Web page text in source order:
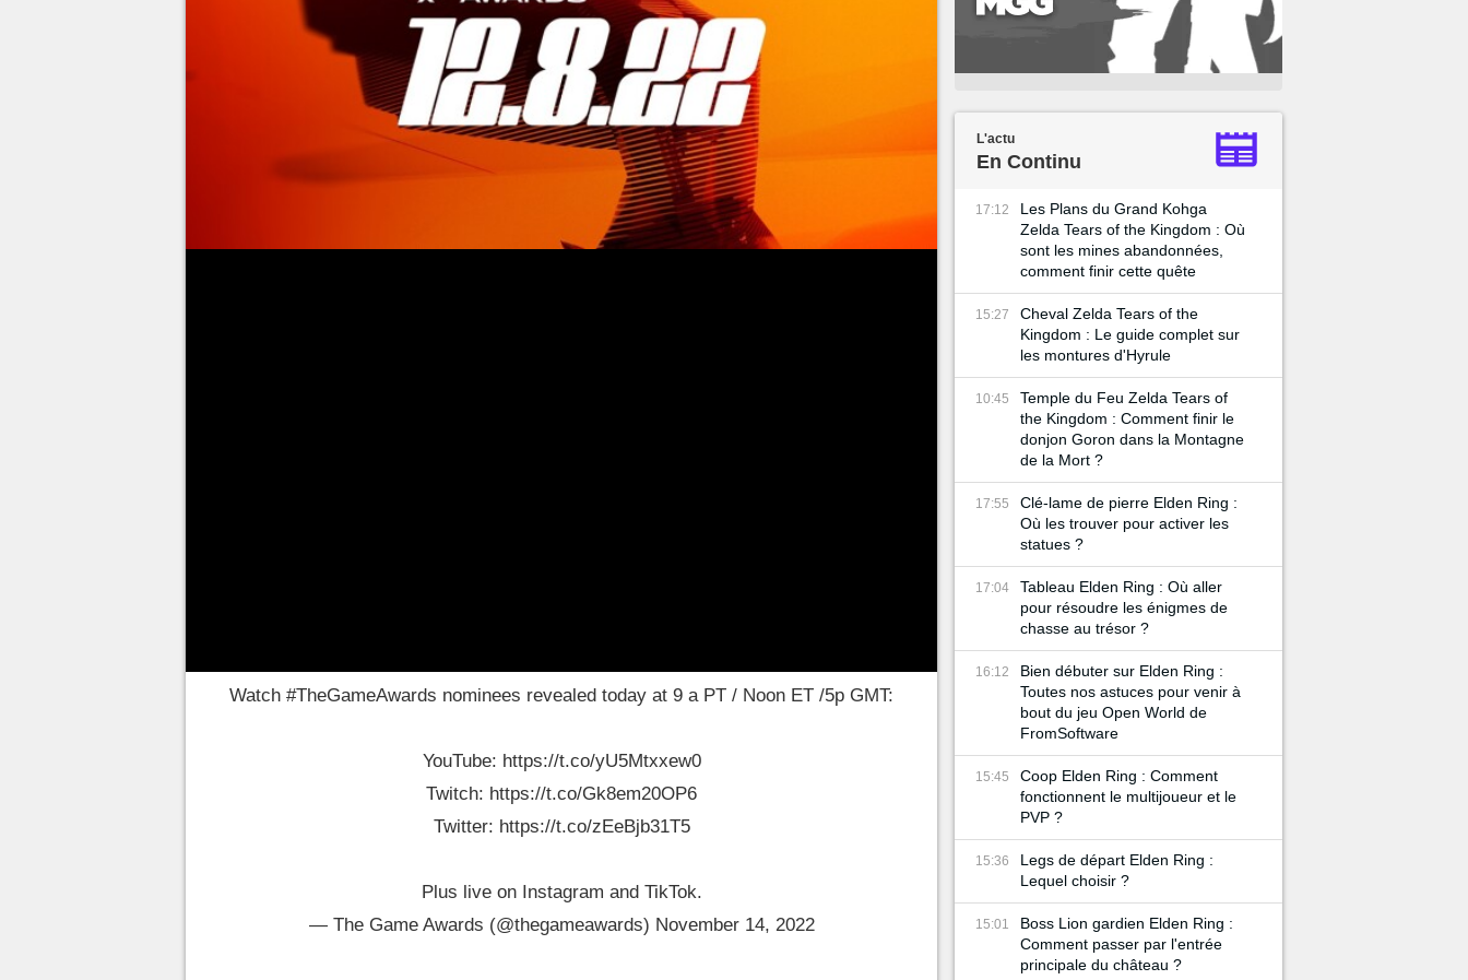
Watch #TheGameAwards nominees revealed today at 9 a PT / Noon ET /5p GMT:
YouTube: https://t.co/yU5Mtxxew0
Twitch: https://t.co/Gk8em20OP6
Twitter: https://t.co/zEeBjb31T5
Plus live on Instagram and TikTok.
— The Game Awards (@thegameawards) November 14, 2022
L'actu
En Continu
17:12
Les Plans du Grand Kohga
Zelda Tears of the Kingdom : Où
sont les mines abandonnées,
comment finir cette quête
15:27
Cheval Zelda Tears of the
Kingdom : Le guide complet sur
les montures d'Hyrule
10:45
Temple du Feu Zelda Tears of
the Kingdom : Comment finir le
donjon Goron dans la Montagne
de la Mort ?
17:55
Clé-lame de pierre Elden Ring :
Où les trouver pour activer les
statues ?
17:04
Tableau Elden Ring : Où aller
pour résoudre les énigmes de
chasse au trésor ?
16:12
Bien débuter sur Elden Ring :
Toutes nos astuces pour venir à
bout du jeu Open World de
FromSoftware
15:45
Coop Elden Ring : Comment
fonctionnent le multijoueur et le
PVP ?
15:36
Legs de départ Elden Ring :
Lequel choisir ?
15:01
Boss Lion gardien Elden Ring :
Comment passer par l'entrée
principale du château ?